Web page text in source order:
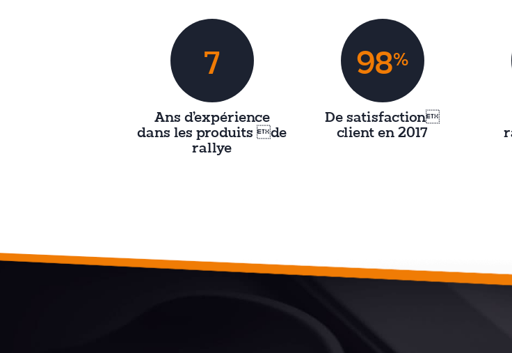
7
Ans d’expérience
dans les produits de
rallye
98%
De satisfaction
client en 2017